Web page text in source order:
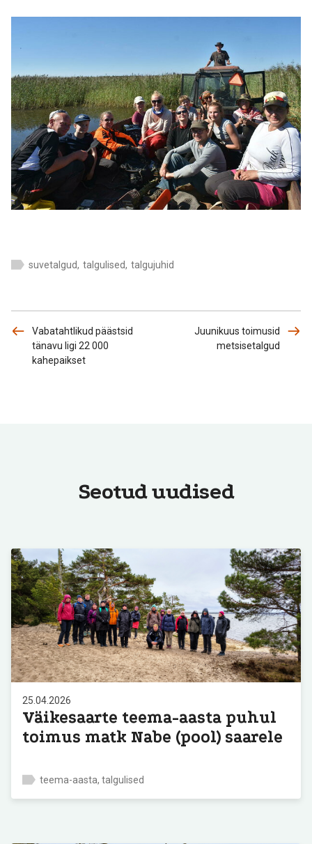
suvetalgud, talgulised, talgujuhid
Vabatahtlikud päästsid
tänavu ligi 22 000
kahepaikset
Juunikuus toimusid
metsisetalgud
Seotud uudised
25.04.2026
Väikesaarte teema-aasta puhul
toimus matk Nabe (pool) saarele
teema-aasta, talgulised